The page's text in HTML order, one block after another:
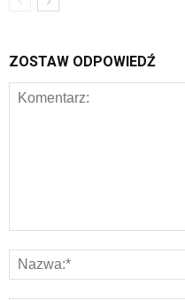
ZOSTAW ODPOWIEDŹ